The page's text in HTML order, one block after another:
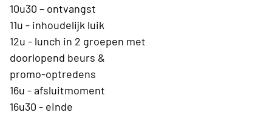
10u30 – ontvangst
11u - inhoudelijk luik
12u - lunch in 2 groepen met
doorlopend beurs &
promo-optredens
16u - afsluitmoment
16u30 - einde